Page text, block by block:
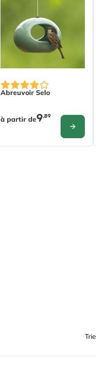
page
Abreuvoir Selo
The price depends on the
à partir de9,89